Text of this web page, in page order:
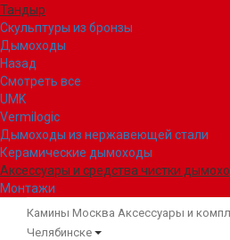
Тандыр
Скульптуры из бронзы
Дымоходы
Назад
Смотреть все
UMK
Vermilogic
Дымоходы из нержавеющей стали
Керамические дымоходы
Аксессуары и средства чистки
Монтажи
Камины Москва Аксессуары и
Челябинске